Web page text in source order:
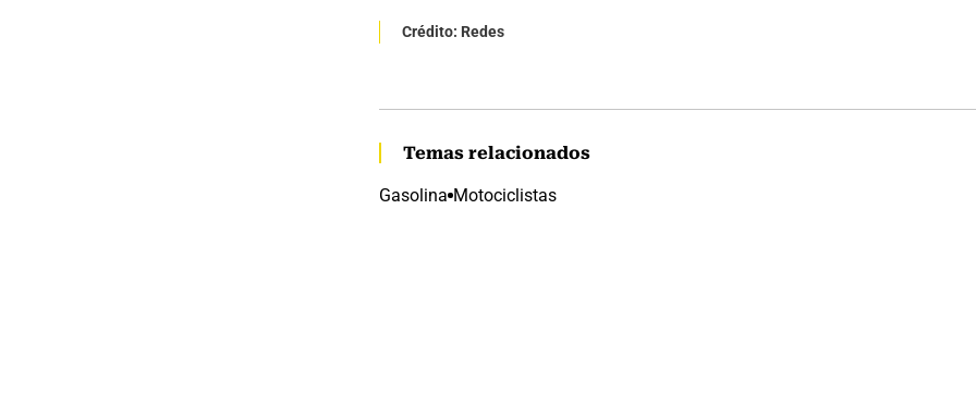
Crédito: Redes
Temas relacionados
Gasolina Motociclistas